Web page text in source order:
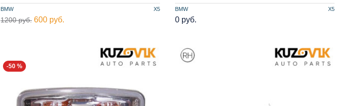
BMW X5
1200 руб. 600 руб.
BMW X5
0 руб.
-50 %